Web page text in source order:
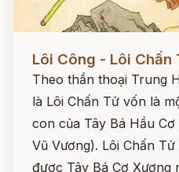
Lôi Công - Lôi Chấn
Theo thần thoại Trung
là Lôi Chấn Tử vốn là
con của Tây Bá Hầu
Vũ Vương). Lôi Chấn
được Tây Bá Cơ